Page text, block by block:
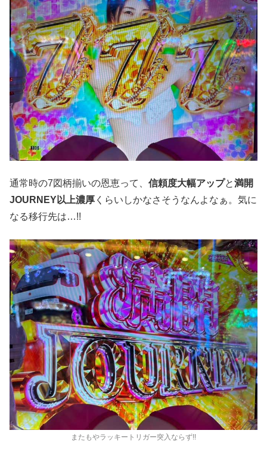
通常時の7図柄揃いの恩恵って、 信頼度大幅アップと満開
JOURNEY以上濃厚 くらいしかなさそうなんよなぁ。気に
なる移行先は…!!
またもやラッキートリガー突入ならず!!